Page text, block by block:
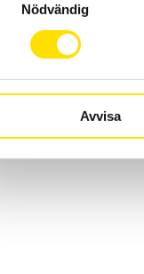
Nödvändig
Avvisa